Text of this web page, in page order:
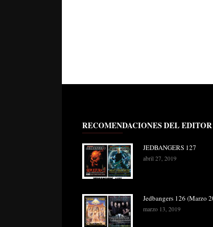
RECOMENDACIONES DEL EDITOR
JEDBANGERS 127
abril 27, 2019
Jedbangers 126 (Marzo
marzo 13, 2019